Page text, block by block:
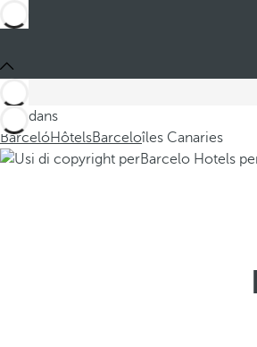
Ces dans
BarcelóHôtelsBarceloîles Canaries